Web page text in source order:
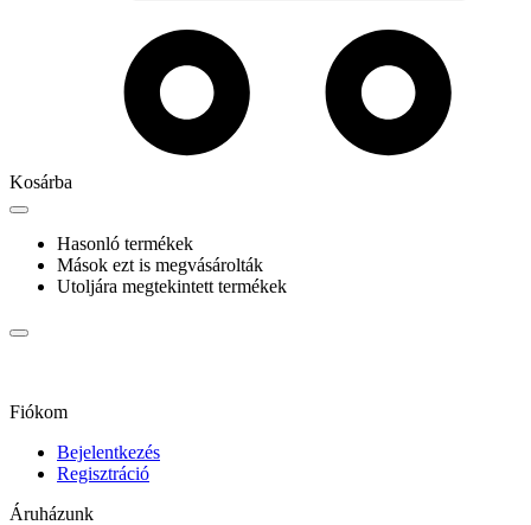
Kosárba
Hasonló termékek
Mások ezt is megvásárolták
Utoljára megtekintett termékek
Fiókom
Bejelentkezés
Regisztráció
Áruházunk